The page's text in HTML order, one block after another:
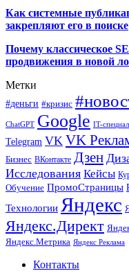
Как системные
закрепляют его в поиске
Почему классическое
продвижения в новой
Метки
#деньги #кризис
ChatGPT Google IT-
Telegram VK VK
Бизнес ВКонтакте Дзен
Исследования Кейсы
Обучение ПромоСтраницы
Технологии Яндекс
Яндекс.Директ
Яндекс.Метрика Яндекс Реклама
Контакты